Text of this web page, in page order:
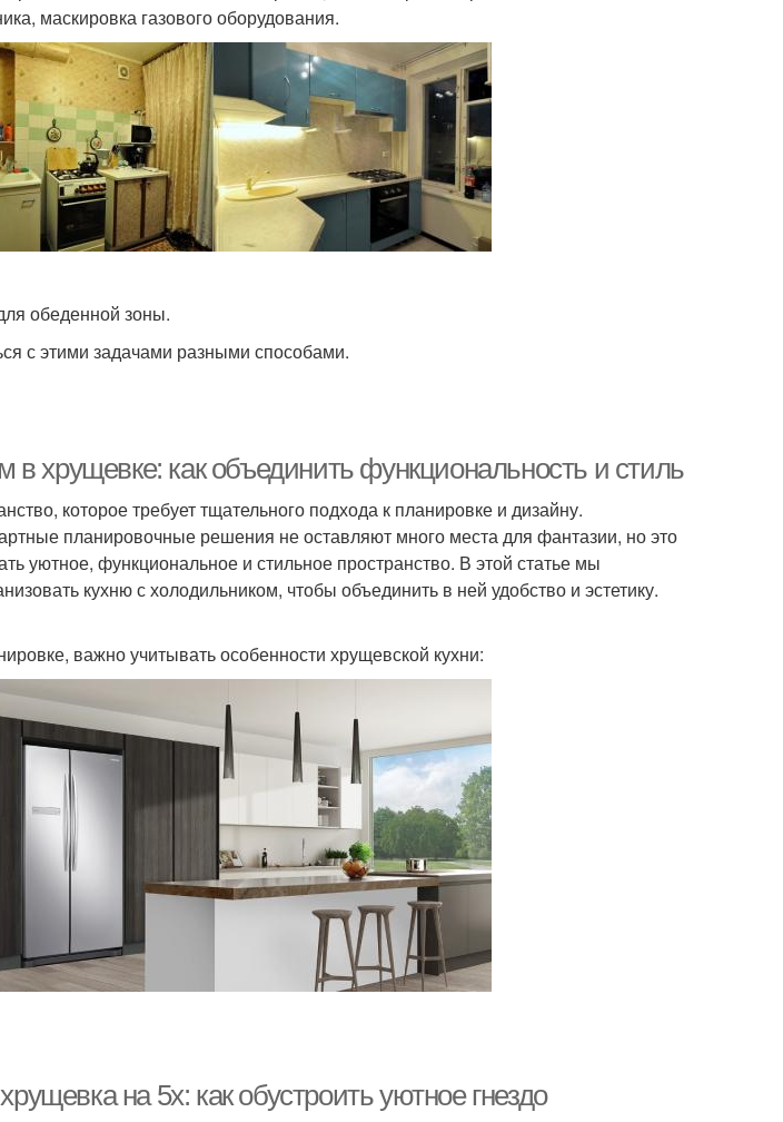
маскировка газового оборудования.
обеденной зоны.
с этими задачами разными способами.
в хрущевке: как объединить функциональность и стиль
которое требует тщательного подхода к планировке и дизайну.
планировочные решения не оставляют много места для фантазии, но это
уютное, функциональное и стильное пространство. В этой статье мы
кухню с холодильником, чтобы объединить в ней удобство и эстетику.
важно учитывать особенности хрущевской кухни:
на 5х: как обустроить уютное гнездо